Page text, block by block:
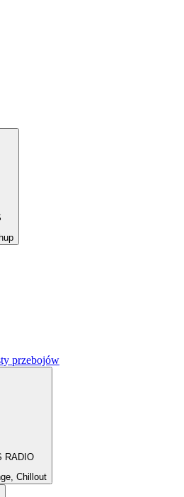
przebojów
RADIO
Chillout